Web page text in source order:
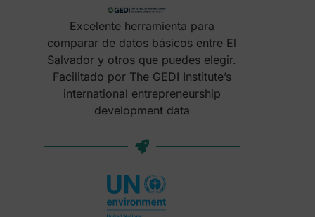
Excelente herramienta para
comparar de datos básicos entre El
Salvador y otros que puedes elegir.
Facilitado por The GEDI Institute’s
international entrepreneurship
development data